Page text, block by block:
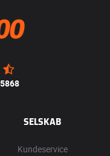
5868
SELSKAB
Kundeservice